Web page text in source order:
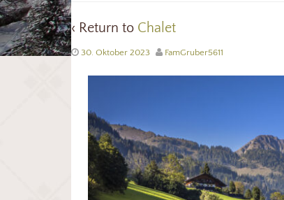
‹ Return to Chalet
30. Oktober 2023 FamGruber5611